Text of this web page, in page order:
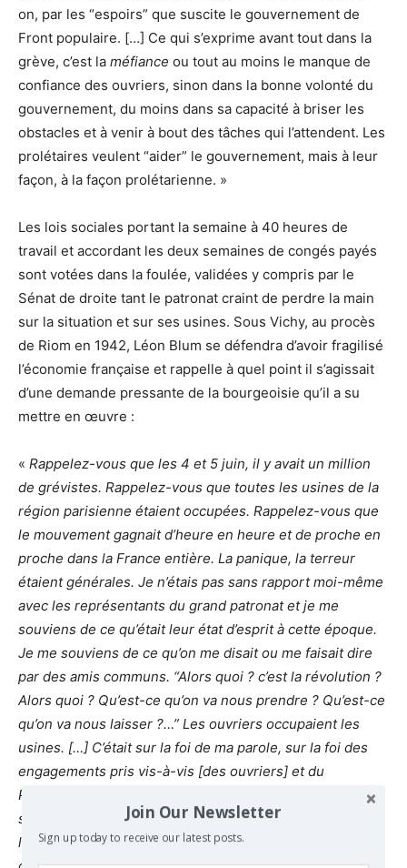
on, par les “espoirs” que suscite le gouvernement de
Front populaire. […] Ce qui s’exprime avant tout dans la
grève, c’est la méfiance ou tout au moins le manque de
confiance des ouvriers, sinon dans la bonne volonté du
gouvernement, du moins dans sa capacité à briser les
obstacles et à venir à bout des tâches qui l’attendent. Les
prolétaires veulent “aider” le gouvernement, mais à leur
façon, à la façon prolétarienne. »
Les lois sociales portant la semaine à 40 heures de
travail et accordant les deux semaines de congés payés
sont votées dans la foulée, validées y compris par le
Sénat de droite tant le patronat craint de perdre la main
sur la situation et sur ses usines. Sous Vichy, au procès
de Riom en 1942, Léon Blum se défendra d’avoir fragilisé
l’économie française et rappelle à quel point il s’agissait
d’une demande pressante de la bourgeoisie qu’il a su
mettre en œuvre :
« Rappelez-vous que les 4 et 5 juin, il y avait un million
de grévistes. Rappelez-vous que toutes les usines de la
région parisienne étaient occupées. Rappelez-vous que
le mouvement gagnait d’heure en heure et de proche en
proche dans la France entière. La panique, la terreur
étaient générales. Je n’étais pas sans rapport moi-même
avec les représentants du grand patronat et je me
souviens de ce qu’était leur état d’esprit à cette époque.
Je me souviens de ce qu’on me disait ou me faisait dire
par des amis communs. “Alors quoi ? c’est la révolution ?
Alors quoi ? Qu’est-ce qu’on va nous prendre ? Qu’est-ce
qu’on va nous laisser ?…” Les ouvriers occupaient les
usines. […] C’était sur la foi de ma parole, sur la foi des
engagements pris vis-à-vis [des ouvriers] et du
Parlement républicain que, petit à petit le mouvement
s’est épuisé. Il n’y a aucun doute qu’à partir de Matignon
la décrudescence ait commencé. Il y avait un million de
Join Our Newsletter
Sign up today to receive our latest posts.